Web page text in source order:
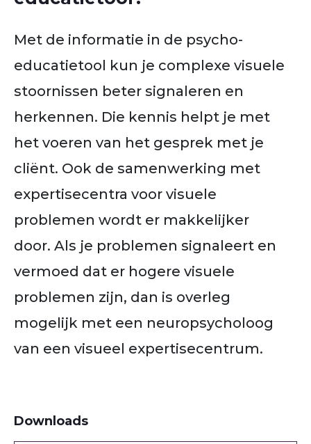
Met de informatie in de psycho-
educatietool kun je complexe visuele
stoornissen beter signaleren en
herkennen. Die kennis helpt je met
het voeren van het gesprek met je
cliënt. Ook de samenwerking met
expertisecentra voor visuele
problemen wordt er makkelijker
door. Als je problemen signaleert en
vermoed dat er hogere visuele
problemen zijn, dan is overleg
mogelijk met een neuropsycholoog
van een visueel expertisecentrum.
Downloads